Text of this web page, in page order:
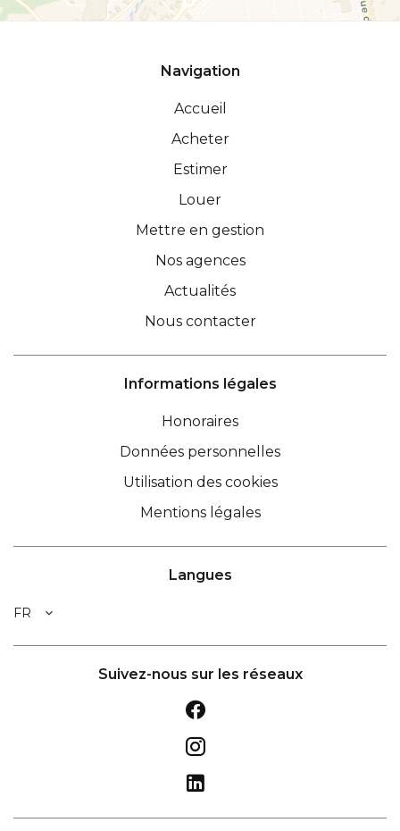
Navigation
Accueil
Acheter
Estimer
Louer
Mettre en gestion
Nos agences
Actualités
Nous contacter
Informations légales
Honoraires
Données personnelles
Utilisation des cookies
Mentions légales
Langues
FR
Suivez-nous sur les réseaux